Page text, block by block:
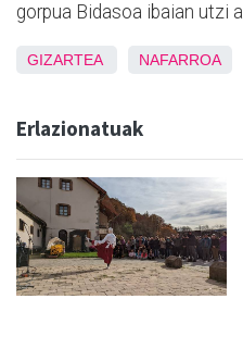
gorpua Bidasoa ibaian utzi
GIZARTEA NAFARROA
Erlazionatuak